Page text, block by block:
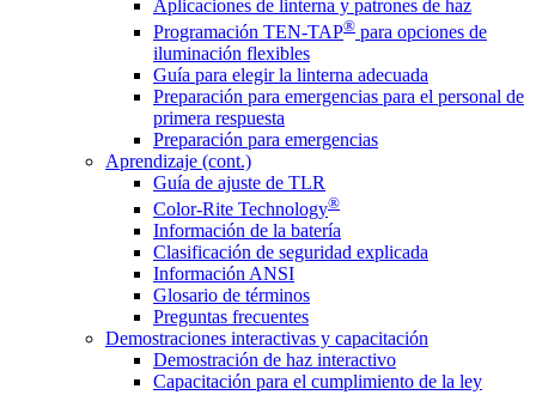
Aplicaciones de linterna y patrones de haz
Programación TEN-TAP® para opciones de
iluminación flexibles
Guía para elegir la linterna adecuada
Preparación para emergencias para el personal de
primera respuesta
Preparación para emergencias
Aprendizaje (cont.)
Guía de ajuste de TLR
Color-Rite Technology®
Información de la batería
Clasificación de seguridad explicada
Información ANSI
Glosario de términos
Preguntas frecuentes
Demostraciones interactivas y capacitación
Demostración de haz interactivo
Capacitación para el cumplimiento de la ley